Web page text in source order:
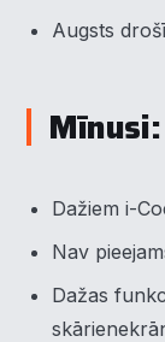
Augsts
Mīnusi:
Dažiem i-
Nav
Dažas